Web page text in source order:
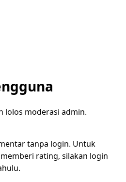
lolos moderasi admin.
tanpa login. Untuk
rating, silakan login